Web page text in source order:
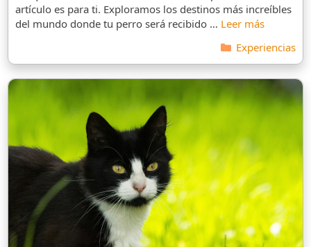
artículo es para ti. Exploramos los destinos más increíbles
del mundo donde tu perro será recibido … Leer más
Categorías
Experiencias